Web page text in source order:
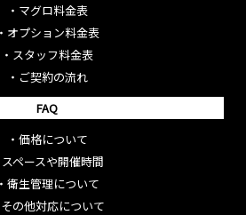
・ マグロ料金表
・ オプション料金表
・ スタッフ料金表
・ ご契約の流れ
FAQ
・ 価格について
スペースや開催時間
・ 衛生管理について
その他対応について